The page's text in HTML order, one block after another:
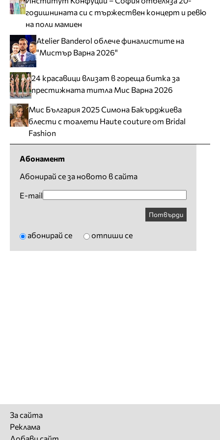
годишнината си с тържествен концерт и ревю
на поли мамиен
Atelier Banderol облече финалистите на
"Мистър Варна 2026"
24 красавици влизат в гореща битка за
престижната титла Мис Варна 2026
Мис България 2025 Симона Бакърджиева
блести с тоалети Haute couture от Bridal
Fashion
Абонамент
Абонирай се за новото в сайта
E-mail
Потвърди
абонирай се отпиши се
За сайта
Реклама